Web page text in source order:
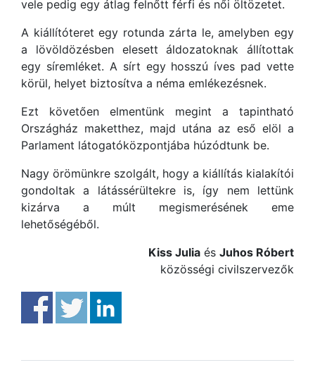
vele pedig egy átlag felnőtt férfi és női öltözetet.
A kiállítóteret egy rotunda zárta le, amelyben egy
a lövöldözésben elesett áldozatoknak állítottak
egy síremléket. A sírt egy hosszú íves pad vette
körül, helyet biztosítva a néma emlékezésnek.
Ezt követően elmentünk megint a tapintható
Országház maketthez, majd utána az eső elöl a
Parlament látogatóközpontjába húzódtunk be.
Nagy örömünkre szolgált, hogy a kiállítás kialakítói
gondoltak a látássérültekre is, így nem lettünk
kizárva a múlt megismerésének eme
lehetőségéből.
Kiss Julia és Juhos Róbert
közösségi civilszervezők